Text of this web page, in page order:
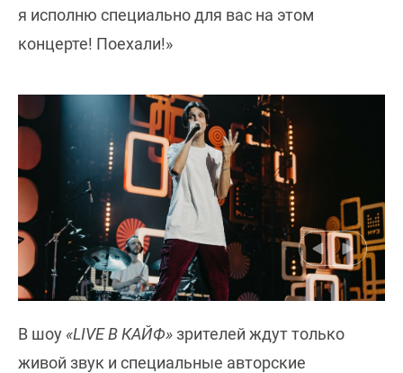
я исполню специально для вас на этом
концерте! Поехали!»
В шоу «LIVE В КАЙФ»зрителей ждут только
живой звук и специальные авторские